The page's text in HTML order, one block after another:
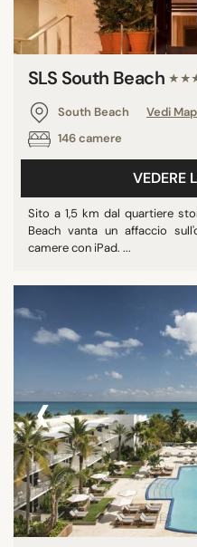
SLS South Beach
South Beach
Vedi
146 camere
VEDERE
Sito a 1,5 km dal quartiere
Beach vanta un affaccio
camere con iPad. ...
‹